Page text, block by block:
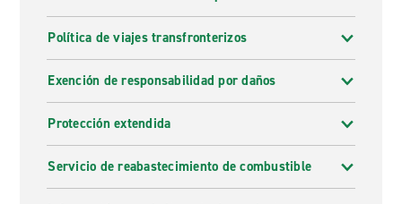
Política de viajes transfronterizos
Exención de responsabilidad por daños
Protección extendida
Servicio de reabastecimiento de combustible